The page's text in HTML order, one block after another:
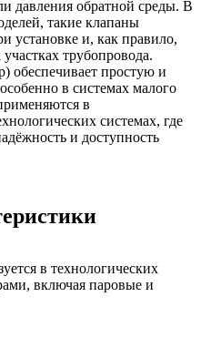
давления обратной среды. В
такие клапаны
установке и, как правило,
трубопровода.
обеспечивает простую и
в системах малого
в
системах, где
и доступность
в технологических
включая паровые и